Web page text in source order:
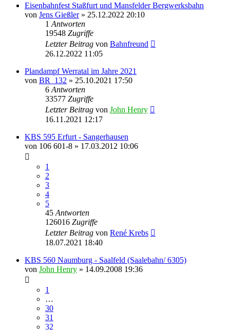
Eisenbahnfest Staßfurt und Mansfelder Bergwerksbahn
von Jens Gießler» 25.12.2022 20:10
1 Antworten
19548 Zugriffe
Letzter Beitrag von Bahnfreund
26.12.2022 11:05
Plandampf Werratal im Jahre 2021
von BR_132 » 25.10.2021 17:50
6 Antworten
33577 Zugriffe
Letzter Beitrag von John Henry
16.11.2021 12:17
KBS 595 Erfurt - Sangerhausen
von 106 601-8 » 17.03.2012 10:06
1
2
3
4
5
45 Antworten
126016 Zugriffe
Letzter Beitrag von René Krebs
18.07.2021 18:40
KBS 560 Naumburg - Saalfeld (Saalebahn/ 6305)
von John Henry » 14.09.2008 19:36
1
…
30
31
32